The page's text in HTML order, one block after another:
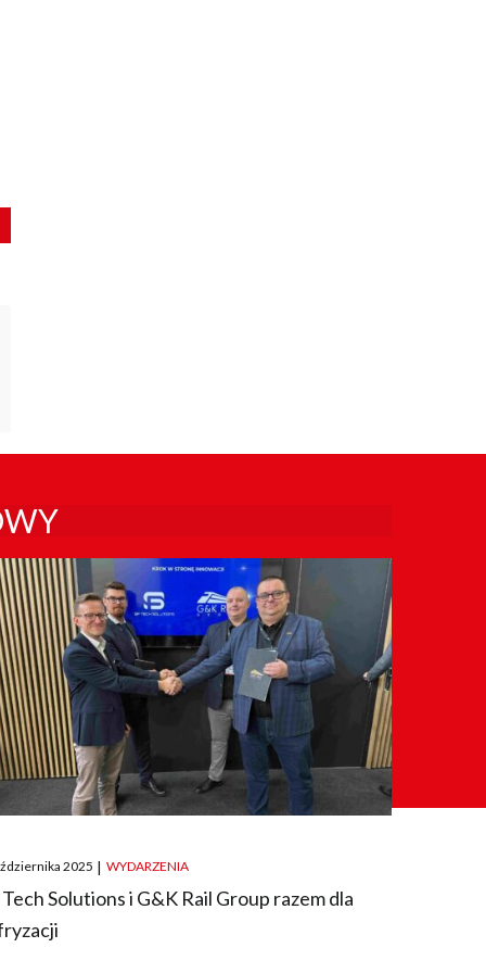
2025 | WYDARZENIA
Tech Solutions i G&K Rail Group razem dla